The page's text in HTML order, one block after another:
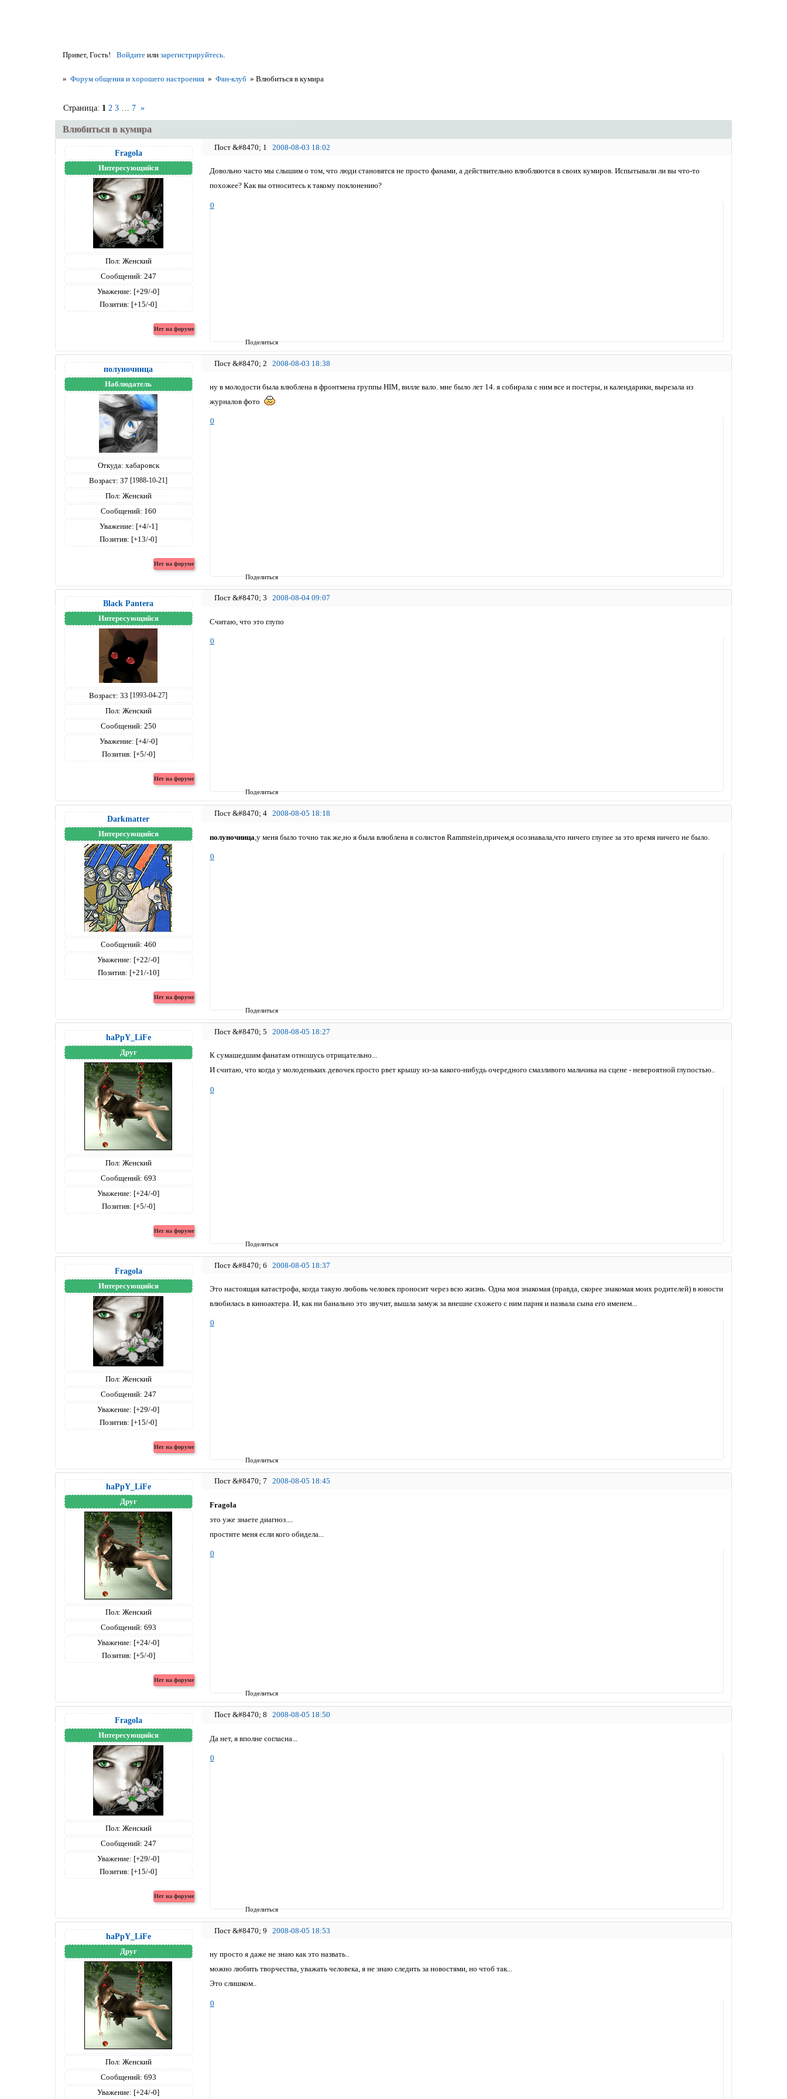
Привет, Гость! Войдитеили зарегистрируйтесь.
» Форум общения и хорошего настроения » Фан-клуб »Влюбиться в кумира
Влюбиться в кумира
Страница: 1 2 3 7 »
Поделиться
1 2008-08-03 18:02
Fragola
Интересующийся
Пол: Женский
Сообщений: 247
Уважение: [+29/-0]
Позитив: [+15/-0]
Довольно часто мы слышим о том, что люди становятся не просто фанами, а действительно влюбляются в своих кумиров. Испытывали ли вы что-то
похожее? Как вы относитесь к такому поклонению?
0
Поделиться
2 2008-08-03 18:38
полуночница
Наблюдатель
Откуда: хабаровск
Возраст: 37[1988-10-21]
Пол: Женский
Сообщений: 160
Уважение: [+4/-1]
Позитив: [+13/-0]
ну в молодости была влюблена в фронтмена группы HIM, вилле вало. мне было лет 14. я собирала с ним все и постеры, и календарики, вырезала из
журналов фото
0
Поделиться
3 2008-08-04 09:07
Black Pantera
Интересующийся
Возраст: 33 [1993-04-27]
Пол: Женский
Сообщений: 250
Уважение: [+4/-0]
Позитив: [+5/-0]
Считаю, что это глупо
0
Поделиться
4 2008-08-05 18:18
Darkmatter
Интересующийся
Сообщений: 460
Уважение: [+22/-0]
Позитив: [+21/-10]
полуночница ,у меня было точно так же,но я была влюблена в солистов Rammstein,причем,я осознавала,что ничего глупее за это время ничего не было.
0
Поделиться
5 2008-08-05 18:27
haPpY_LiFe
Друг
Пол: Женский
Сообщений: 693
Уважение: [+24/-0]
Позитив: [+5/-0]
К сумашедшим фанатам отношусь отрицательно...
И считаю, что когда у молоденьких девочек просто рвет крышу из-за какого-нибудь очередного смазливого мальчика на сцене - невероятной глупостью..
0
Поделиться
6 2008-08-05 18:37
Fragola
Интересующийся
Пол: Женский
Сообщений: 247
Уважение: [+29/-0]
Позитив: [+15/-0]
Это настоящая катастрофа, когда такую любовь человек проносит через всю жизнь. Одна моя знакомая (правда, скорее знакомая моих родителей) в юности
влюбилась в киноактера. И, как ни банально это звучит, вышла замуж за внешне схожего с ним парня и назвала сына его именем...
0
Поделиться
7 2008-08-05 18:45
haPpY_LiFe
Друг
Пол: Женский
Сообщений: 693
Уважение: [+24/-0]
Позитив: [+5/-0]
Fragola
это уже знаете диагноз....
простите меня если кого обидела...
0
Поделиться
8 2008-08-05 18:50
Fragola
Интересующийся
Пол: Женский
Сообщений: 247
Уважение: [+29/-0]
Позитив: [+15/-0]
Да нет, я вполне согласна...
0
9 2008-08-05 18:53
haPpY_LiFe
Друг
Пол: Женский
Сообщений: 693
Уважение: [+24/-0]
ну просто я даже не знаю как это назвать..
можно любить творчества, уважать человека, я не знаю следить за новостями, но чтоб так...
Это слишком..
0